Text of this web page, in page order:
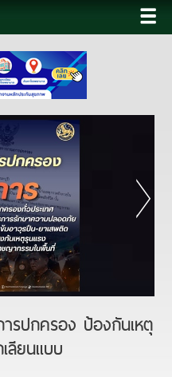
รปกครอง ป้องกันเหตุ
ลียนแบบ